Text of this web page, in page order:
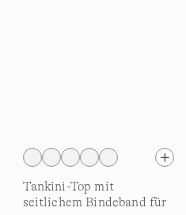
Tankini-Top mit
seitlichem Bindeband für